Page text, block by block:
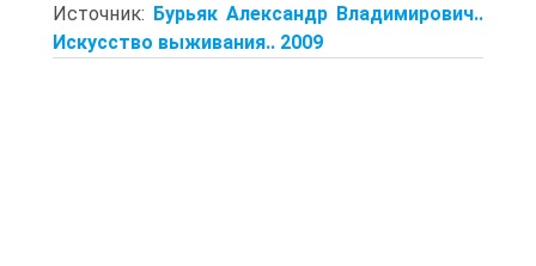
Источник: Бурьяк Александр Владимирович..
Искусство выживания.. 2009